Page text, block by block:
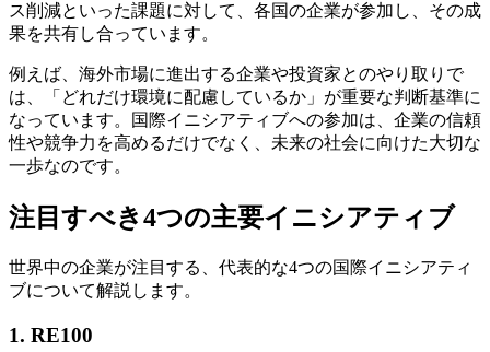
ス削減といった課題に対して、各国の企業が参加し、その成
果を共有し合っています。
例えば、海外市場に進出する企業や投資家とのやり取りで
は、「どれだけ環境に配慮しているか」が重要な判断基準に
なっています。国際イニシアティブへの参加は、企業の信頼
性や競争力を高めるだけでなく、未来の社会に向けた大切な
一歩なのです。
注目すべき4つの主要イニシアティブ
世界中の企業が注目する、代表的な4つの国際イニシアティ
ブについて解説します。
1. RE100